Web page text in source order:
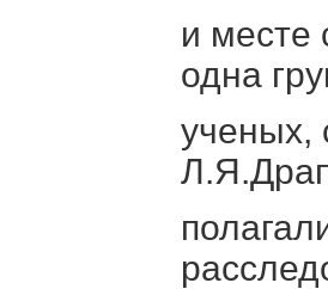
и месте
одна
ученых,